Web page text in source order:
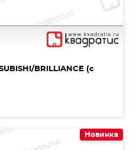
BRILLIANCE (с
Новинка